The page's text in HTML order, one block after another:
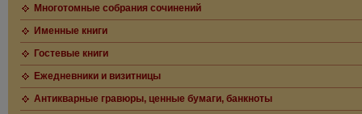
Многотомные собрания сочинений
Именные книги
Гостевые книги
Ежедневники и визитницы
Антикварные гравюры, ценные бумаги, банкноты